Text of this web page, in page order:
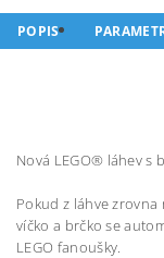
POPIS
Nová LEGO® láhev s
Pokud z láhve
víčko a brčko se
LEGO fanoušky.